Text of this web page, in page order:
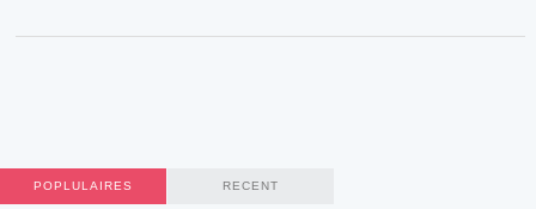
POPLULAIRES RECENT